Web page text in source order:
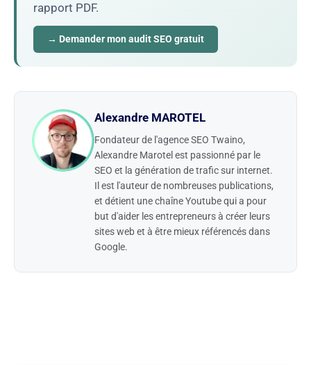
rapport PDF.
→ Demander mon audit SEO gratuit
Alexandre MAROTEL
Fondateur de l'agence SEO Twaino,
Alexandre Marotel est passionné par le
SEO et la génération de trafic sur internet.
Il est l'auteur de nombreuses publications,
et détient une chaîne Youtube qui a pour
but d'aider les entrepreneurs à créer leurs
sites web et à être mieux référencés dans
Google.